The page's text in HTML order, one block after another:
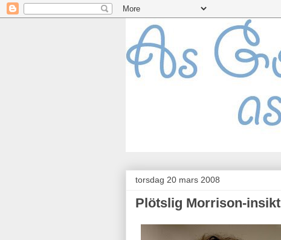
torsdag 20 mars 2008
Plötslig Morrison-insikt